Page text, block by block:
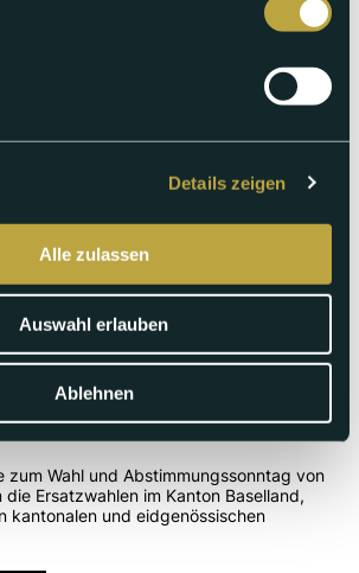
Details zeigen
Alle zulassen
Auswahl erlauben
Ablehnen
vom 14.06.2026 – 14
zum Wahl und Abstimmungssonntag von
Ersatzwahlen im Kanton Baselland,
kantonalen und eidgenössischen